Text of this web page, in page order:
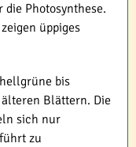
Photosynthese.
üppiges
bis
Blättern. Die
sich nur
zu